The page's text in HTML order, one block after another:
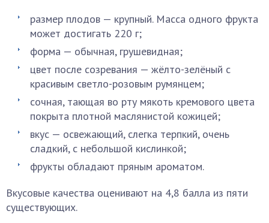
размер плодов — крупный. Масса одного фрукта
может достигать 220 г;
форма — обычная, грушевидная;
цвет после созревания — жёлто-зелёный с
красивым светло-розовым румянцем;
сочная, тающая во рту мякоть кремового цвета
покрыта плотной маслянистой кожицей;
вкус — освежающий, слегка терпкий, очень
сладкий, с небольшой кислинкой;
фрукты обладают пряным ароматом.
Вкусовые качества оценивают на 4,8 балла из пяти
существующих.